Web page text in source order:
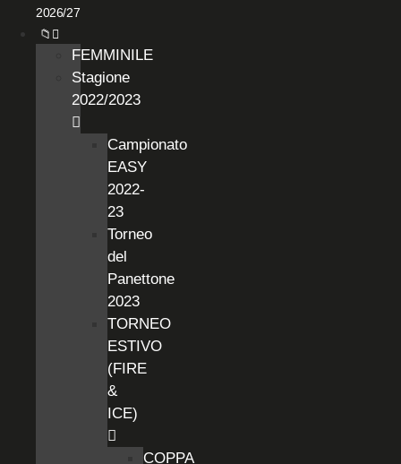
2026/27
📁
FEMMINILE
Stagione
2022/2023
Campionato
EASY
2022-
23
Torneo
del
Panettone
2023
TORNEO
ESTIVO
(FIRE
&
ICE)
COPPA